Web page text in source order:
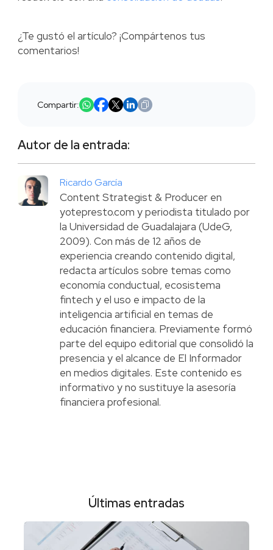
¿Te gustó el artículo? ¡Compártenos tus
comentarios!
Compartir:
Autor de la entrada:
Ricardo García
Content Strategist & Producer en
yotepresto.com y periodista titulado por
la Universidad de Guadalajara (UdeG,
2009). Con más de 12 años de
experiencia creando contenido digital,
redacta artículos sobre temas como
economía conductual, ecosistema
fintech y el uso e impacto de la
inteligencia artificial en temas de
educación financiera. Previamente formó
parte del equipo editorial que consolidó la
presencia y el alcance de El Informador
en medios digitales. Este contenido es
informativo y no sustituye la asesoría
financiera profesional.
Últimas entradas